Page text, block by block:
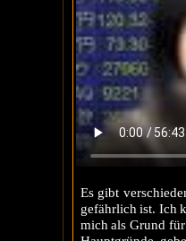
Es gibt
gefährlich ist. Ich
mich als Grund